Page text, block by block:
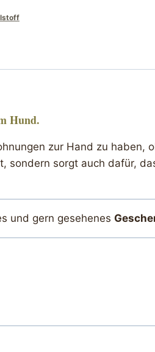
Hund.
zur Hand zu haben,
sondern sorgt auch dafür,
und gern gesehenes